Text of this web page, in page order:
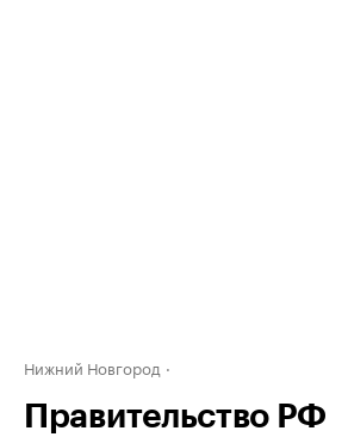
Нижний Новгород
Правительство РФ